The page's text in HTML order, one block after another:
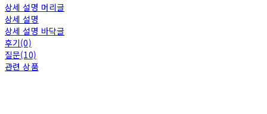
상세 설명 머리글
상세 설명
상세 설명 바닥글
후기(0)
질문(10)
관련 상품